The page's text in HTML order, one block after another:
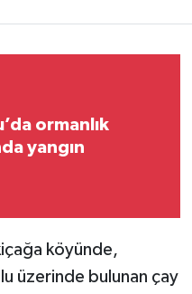
ormanlık
yangın
köyünde,
üzerinde bulunan çay